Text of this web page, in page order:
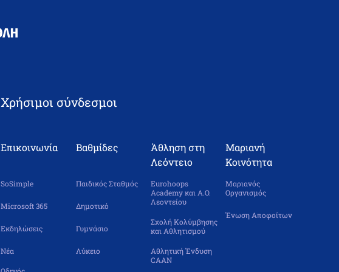
Χρήσιμοι σύνδεσμοι
Επικοινωνία
SoSimple
Microsoft 365
Εκδηλώσεις
Νέα
Βαθμίδες
Παιδικός Σταθμός
Δημοτικό
Γυμνάσιο
Λύκειο
Άθληση στη
Λεόντειο
Eurohoops
Academy και Α.Ο.
Λεοντείου
Σχολή Κολύμβησης
και Αθλητισμού
Αθλητική Ένδυση
CAAN
Μαριανή
Κοινότητα
Μαριανός
Οργανισμός
Ένωση Αποφοίτων